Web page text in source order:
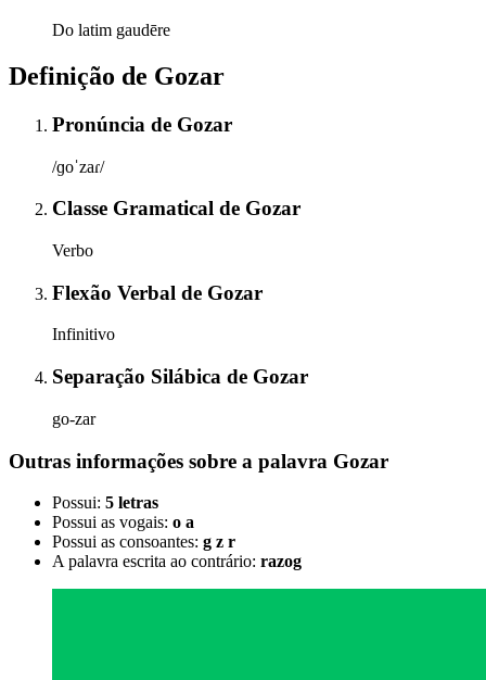
Do latim gaudēre
Definição de Gozar
Pronúncia de Gozar
/ɡoˈzaɾ/
Classe Gramatical de Gozar
Verbo
Flexão Verbal de Gozar
Infinitivo
Separação Silábica de Gozar
go-zar
Outras informações sobre a palavra Gozar
Possui: 5 letras
Possui as vogais: o a
Possui as consoantes: g z r
A palavra escrita ao contrário: razog